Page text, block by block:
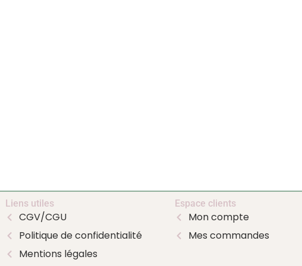
Liens utiles
CGV/CGU
Politique de confidentialité
Mentions légales
Espace clients
Mon compte
Mes commandes